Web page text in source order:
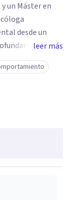
un Máster en
desde un
en
aquello que
comprensión
relacionarte
un espacio
historia, darle
formas de
leer más